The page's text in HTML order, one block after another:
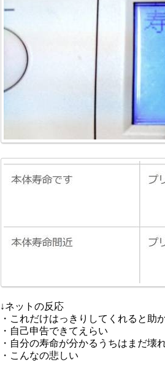
↓ネットの反応
・これだけはっきりしてくれると助
・自己申告できてえらい
・自分の寿命が分かるうちはまだ壊
・こんなの悲しい